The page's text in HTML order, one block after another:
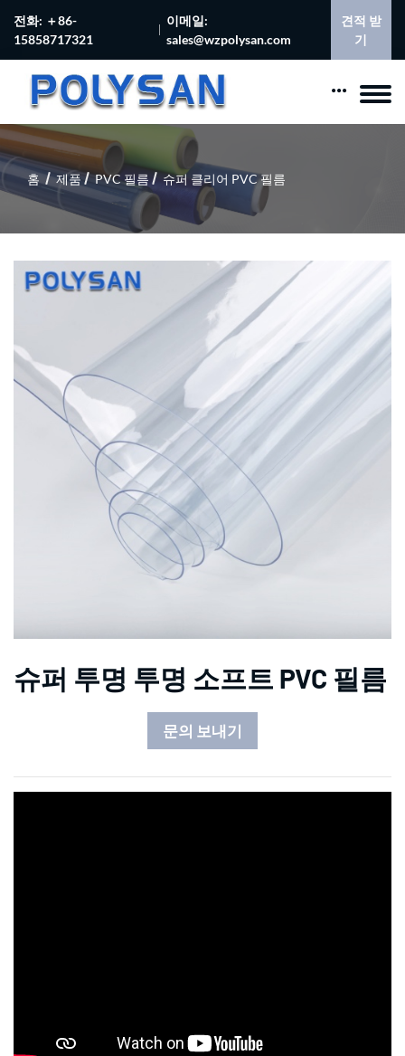
전화: ＋86-
15858717321
이메일:
sales@wzpolysan.com
견적 받
기
홈 제품 PVC 필름 슈퍼 클리어 PVC 필름
슈퍼 투명 투명 소프트 PVC 필름
문의 보내기